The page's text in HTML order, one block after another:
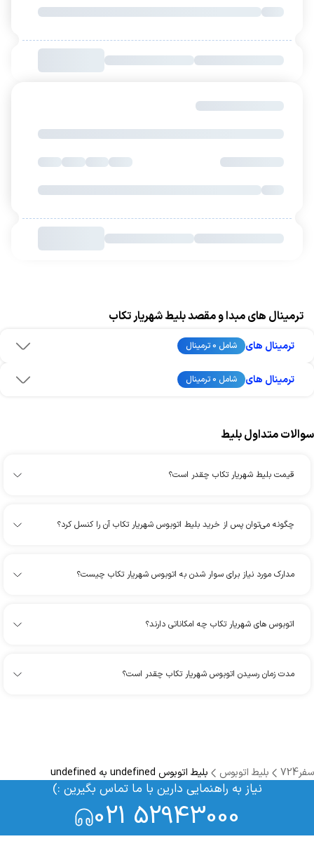
ترمینال های مبدا و مقصد بلیط شهریار تکاب
ترمینال های شامل 0 ترمینال
ترمینال های شامل 0 ترمینال
سوالات متداول بلیط
قیمت بلیط شهریار تکاب چقدر است؟
چگونه می‌توان پس از خرید بلیط اتوبوس شهریار تکاب آن را کنسل کرد؟
مدارک مورد نیاز برای سوار شدن به اتوبوس شهریار تکاب چیست؟
اتوبوس های شهریار تکاب چه امکاناتی دارند؟
مدت زمان رسیدن اتوبوس شهریار تکاب چقدر است؟
سفر724 بلیط اتوبوس بلیط اتوبوس undefined به undefined
نیاز به راهنمایی دارین با ما تماس بگیرین :)
021 52943000